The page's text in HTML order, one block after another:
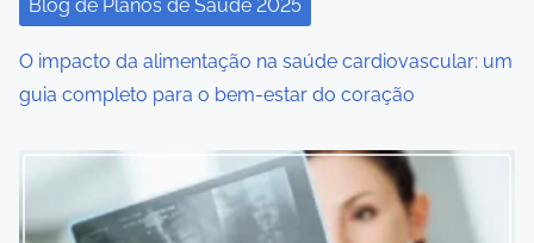
o
n
Blog de Planos de Saúde 2025
O impacto da alimentação na saúde cardiovascular: um
guia completo para o bem-estar do coração